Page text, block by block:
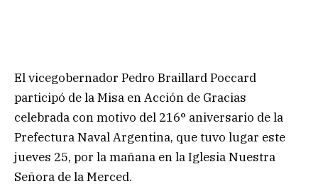
El vicegobernador Pedro Braillard Poccard
participó de la Misa en Acción de Gracias
celebrada con motivo del 216° aniversario de la
Prefectura Naval Argentina, que tuvo lugar este
jueves 25, por la mañana en la Iglesia Nuestra
Señora de la Merced.